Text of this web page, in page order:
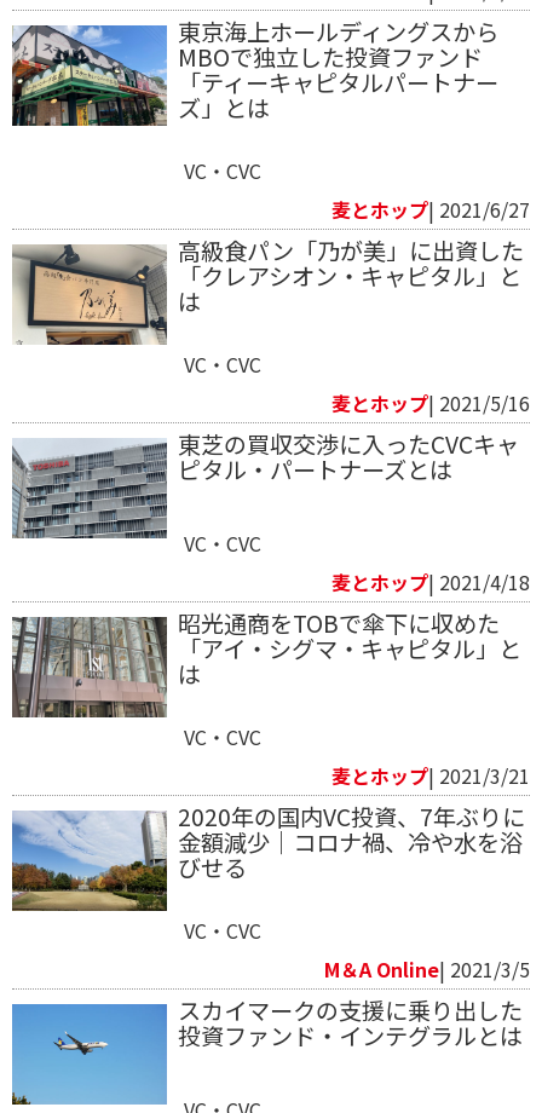
東京海上ホールディングスから
MBOで独立した投資ファンド
「ティーキャピタルパートナー
ズ」とは
VC・CVC
麦とホップ| 2021/6/27
高級食パン「乃が美」に出資した
「クレアシオン・キャピタル」と
は
VC・CVC
麦とホップ| 2021/5/16
東芝の買収交渉に入ったCVCキャ
ピタル・パートナーズとは
VC・CVC
麦とホップ| 2021/4/18
昭光通商をTOBで傘下に収めた
「アイ・シグマ・キャピタル」と
は
VC・CVC
麦とホップ| 2021/3/21
2020年の国内VC投資、7年ぶりに
金額減少｜コロナ禍、冷や水を浴
びせる
VC・CVC
M＆A Online| 2021/3/5
スカイマークの支援に乗り出した
投資ファンド・インテグラルとは